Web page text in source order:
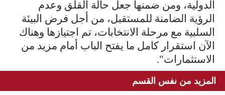
الدولية، ومن ضمنها جعل حالة القلق وعدم
الرؤية الضامنة للمستقبل، من أجل فرض البيئة
السلبية مع مرحلة الانتخابات، تم اجتيازها وهناك
الآن استقرار كامل ما يفتح الباب أمام مزيد من
الاستثمارات".
المزيد من نفس القسم